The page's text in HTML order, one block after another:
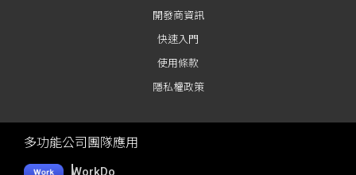
開發商資訊
快速入門
使用條款
隱私權政策
多功能公司團隊應用
WorkDo